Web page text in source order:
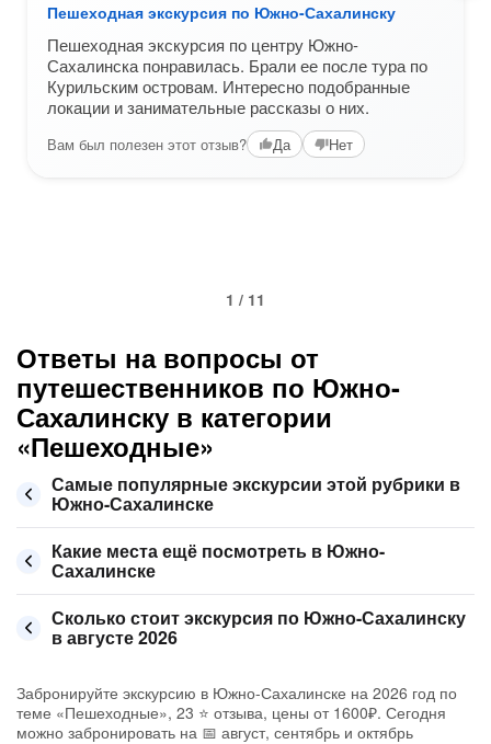
Пешеходная экскурсия по Южно-Сахалинску
Пешеходная экскурсия по центру Южно-
Сахалинска понравилась. Брали ее после тура по
Курильским островам. Интересно подобранные
локации и занимательные рассказы о них.
Вам был полезен этот отзыв? Да Нет
1 / 11
Ответы на вопросы от
путешественников по Южно-
Сахалинску в категории
«Пешеходные»
Самые популярные экскурсии этой рубрики в
Южно-Сахалинске
Какие места ещё посмотреть в Южно-
Сахалинске
Сколько стоит экскурсия по Южно-Сахалинску
в августе 2026
Забронируйте экскурсию в Южно-Сахалинске на 2026 год по
теме «Пешеходные», 23 ⭐ отзыва, цены от 1600₽. Сегодня
можно забронировать на 📅 август, сентябрь и октябрь